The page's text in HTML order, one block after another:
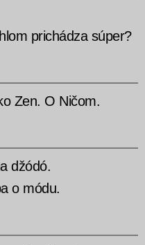
prichádza súper?
Zen. O Ničom.
džódó.
o módu.